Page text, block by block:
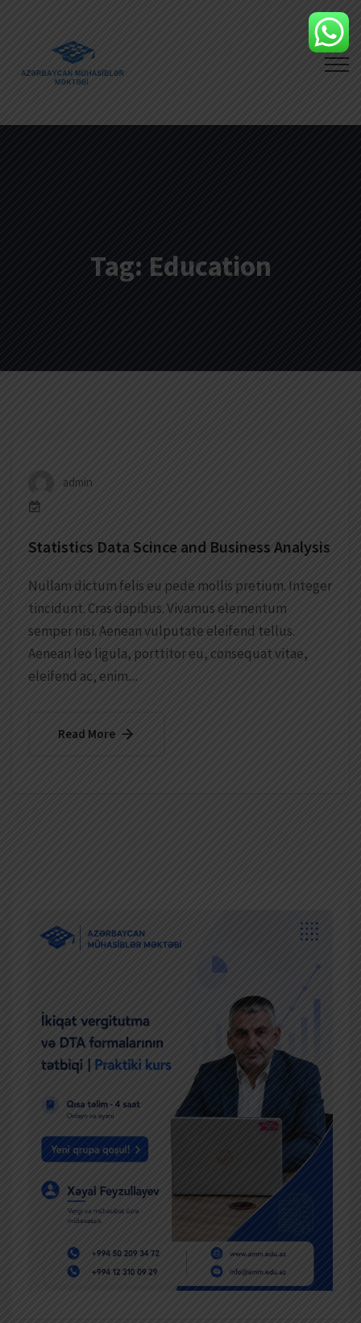
Tag: Education
admin
Statistics Data Scince and Business Analysis
Nullam dictum felis eu pede mollis pretium. Integer
tincidunt. Cras dapibus. Vivamus elementum
semper nisi. Aenean vulputate eleifend tellus.
Aenean leo ligula, porttitor eu, consequat vitae,
eleifend ac, enim....
Read More